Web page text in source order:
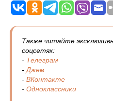
Также читайте
соцсетях:
- Телеграм
- Джем
- ВКонтакте
- Одноклассники